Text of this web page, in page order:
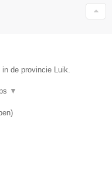
de provincie Luik.
▼
)